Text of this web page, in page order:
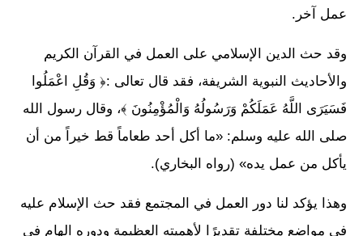
عمل آخر.
وقد حث الدين الإسلامي على العمل في القرآن الكريم
والأحاديث النبوية الشريفة، فقد قال تعالى :﴿ وَقُلِ اعْمَلُوا
فَسَيَرَى اللَّهُ عَمَلَكُمْ وَرَسُولُهُ وَالْمُؤْمِنُونَ ﴾، وقال رسول الله
صلى الله عليه وسلم: «ما أكل أحد طعاماً قط خيراً من أن
يأكل من عمل يده» (رواه البخاري).
وهذا يؤكد لنا دور العمل في المجتمع فقد حث الإسلام عليه
في مواضع مختلفة تقديرًا لأهميته العظيمة ودوره الهام في